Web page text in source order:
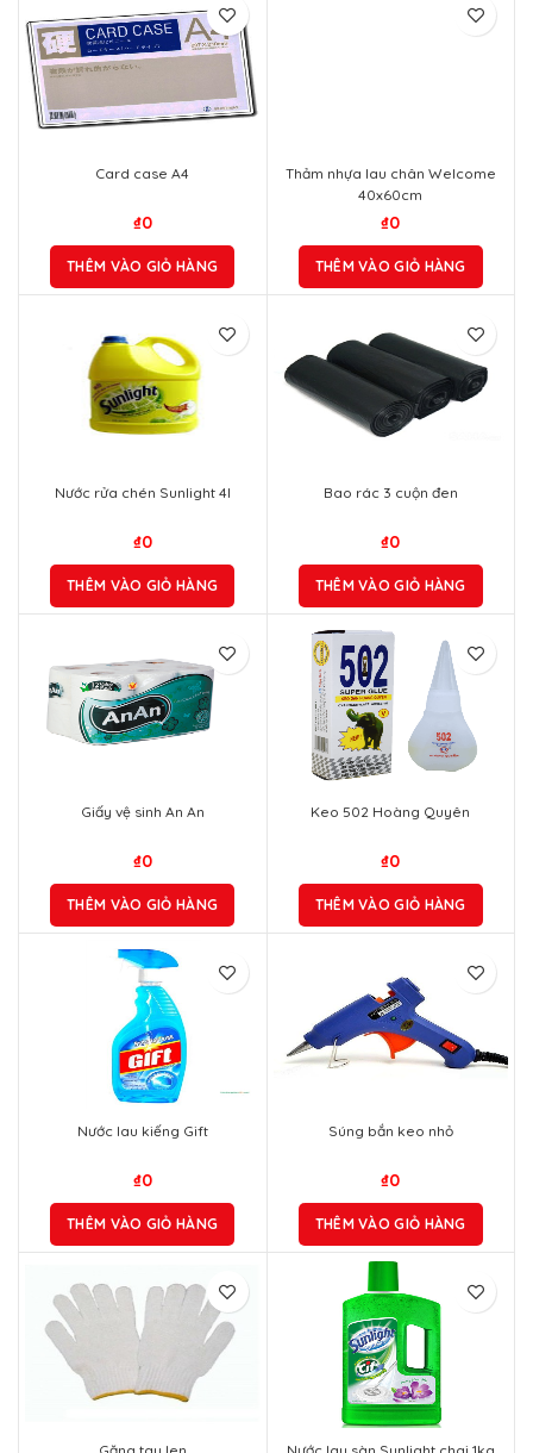
Card case A4
₫0
THÊM VÀO GIỎ HÀNG
Thảm nhựa lau chân Welcome
40x60cm
₫0
THÊM VÀO GIỎ HÀNG
Nước rửa chén Sunlight 4l
₫0
THÊM VÀO GIỎ HÀNG
Bao rác 3 cuộn đen
₫0
THÊM VÀO GIỎ HÀNG
Giấy vệ sinh An An
₫0
THÊM VÀO GIỎ HÀNG
Keo 502 Hoàng Quyên
₫0
THÊM VÀO GIỎ HÀNG
Nước lau kiếng Gift
₫0
THÊM VÀO GIỎ HÀNG
Súng bắn keo nhỏ
₫0
THÊM VÀO GIỎ HÀNG